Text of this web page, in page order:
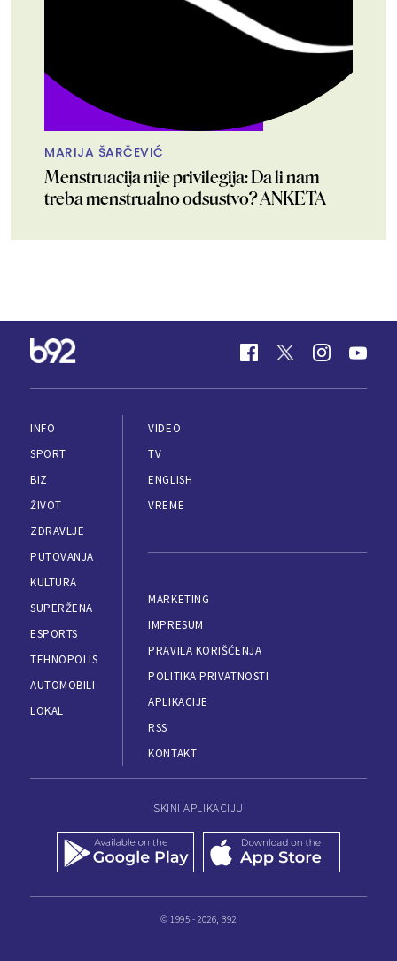
MARIJA ŠARČEVIĆ
Menstruacija nije privilegija: Da li nam
treba menstrualno odsustvo? ANKETA
INFO
SPORT
BIZ
ŽIVOT
ZDRAVLJE
PUTOVANJA
KULTURA
SUPERŽENA
ESPORTS
TEHNOPOLIS
AUTOMOBILI
LOKAL
VIDEO
TV
ENGLISH
VREME
MARKETING
IMPRESUM
PRAVILA KORIŠĆENJA
POLITIKA PRIVATNOSTI
APLIKACIJE
RSS
KONTAKT
SKINI APLIKACIJU
© 1995 - 2026, B92